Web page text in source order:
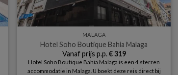
MALAGA
Hotel Soho Boutique Bahia Malaga
Vanaf prijs p.p.€319
Hotel Soho Boutique Bahia Malaga is een 4 sterren
accommodatie in Malaga. U boekt deze reis direct bij